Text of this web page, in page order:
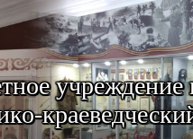
учреждение